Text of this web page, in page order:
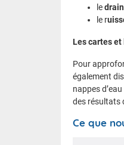
le
le r
Les cartes
Pour
également
nappes
des résultats
Ce que